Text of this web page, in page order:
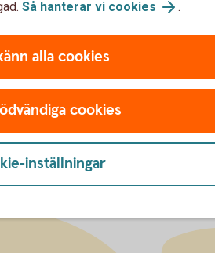
Funktioner, prestanda och statistik.
Så hanterar vi cookies .
alla cookies
cookies
inställningar